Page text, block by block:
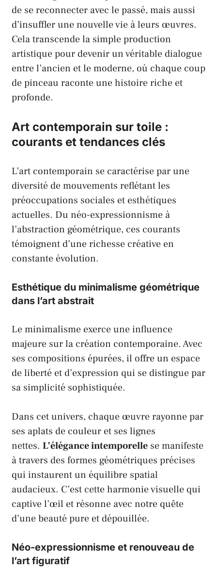
de se reconnecter avec le passé, mais aussi
d’insuffler une nouvelle vie à leurs œuvres.
Cela transcende la simple production
artistique pour devenir un véritable dialogue
entre l’ancien et le moderne, où chaque coup
de pinceau raconte une histoire riche et
profonde.
Art contemporain sur toile :
courants et tendances clés
L’art contemporain se caractérise par une
diversité de mouvements reflétant les
préoccupations sociales et esthétiques
actuelles. Du néo-expressionnisme à
l’abstraction géométrique, ces courants
témoignent d’une richesse créative en
constante évolution.
Esthétique du minimalisme géométrique
dans l’art abstrait
Le minimalisme exerce une influence
majeure sur la création contemporaine. Avec
ses compositions épurées, il offre un espace
de liberté et d’expression qui se distingue par
sa simplicité sophistiquée.
Dans cet univers, chaque œuvre rayonne par
ses aplats de couleur et ses lignes
nettes. L’élégance intemporelle se manifeste
à travers des formes géométriques précises
qui instaurent un équilibre spatial
audacieux. C’est cette harmonie visuelle qui
captive l’œil et résonne avec notre quête
d’une beauté pure et dépouillée.
Néo-expressionnisme et renouveau de
l’art figuratif